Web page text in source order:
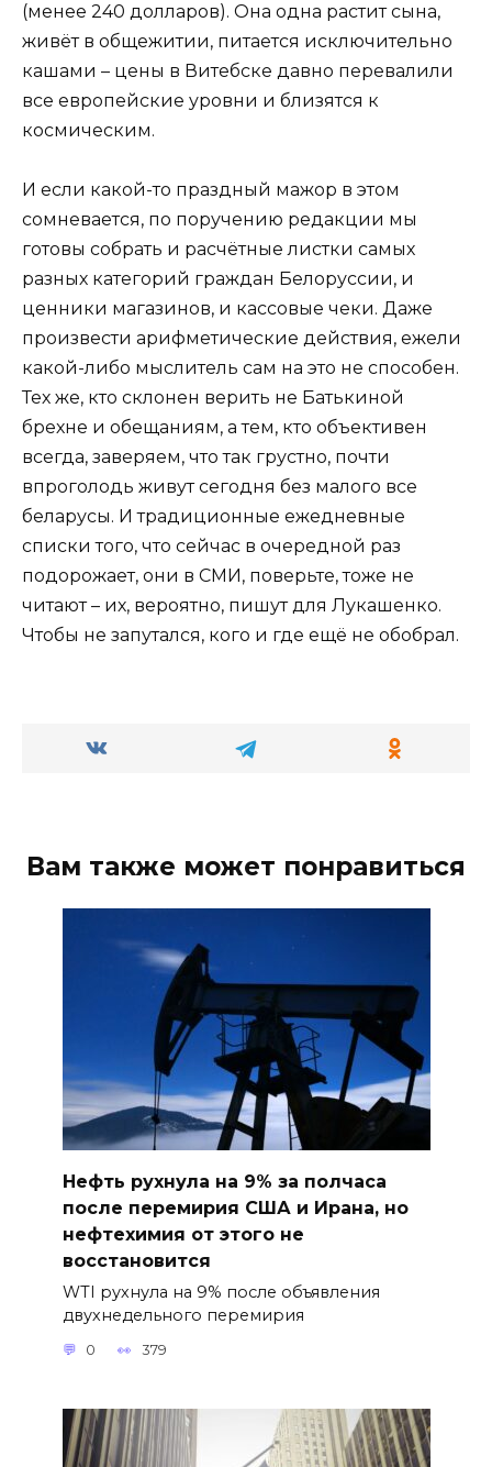
(менее 240 долларов). Она одна растит сына,
живёт в общежитии, питается исключительно
кашами – цены в Витебске давно перевалили
все европейские уровни и близятся к
космическим.
И если какой-то праздный мажор в этом
сомневается, по поручению редакции мы
готовы собрать и расчётные листки самых
разных категорий граждан Белоруссии, и
ценники магазинов, и кассовые чеки. Даже
произвести арифметические действия, ежели
какой-либо мыслитель сам на это не способен.
Тех же, кто склонен верить не Батькиной
брехне и обещаниям, а тем, кто объективен
всегда, заверяем, что так грустно, почти
впроголодь живут сегодня без малого все
беларусы. И традиционные ежедневные
списки того, что сейчас в очередной раз
подорожает, они в СМИ, поверьте, тоже не
читают – их, вероятно, пишут для Лукашенко.
Чтобы не запутался, кого и где ещё не обобрал.
Вам также может понравиться
Нефть рухнула на 9% за полчаса
после перемирия США и Ирана, но
нефтехимия от этого не
восстановится
WTI рухнула на 9% после объявления
двухнедельного перемирия
0 379